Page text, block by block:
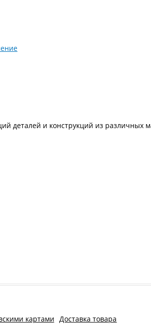
и конструкций из различных
картами Доставка товара